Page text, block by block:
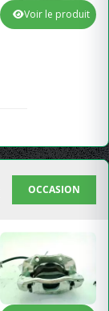
Voir le produit
OCCASION